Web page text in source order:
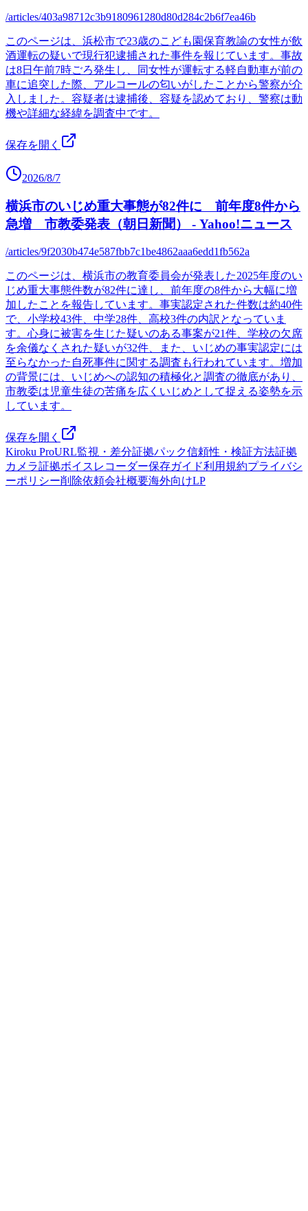
/articles/403a98712c3b9180961280d80d284c2b6f7ea46b
このページは、浜松市で23歳のこども園保育教諭の女性が飲
酒運転の疑いで現行犯逮捕された事件を報じています。事故
は8日午前7時ごろ発生し、同女性が運転する軽自動車が前の
車に追突した際、アルコールの匂いがしたことから警察が介
入しました。容疑者は逮捕後、容疑を認めており、警察は動
機や詳細な経緯を調査中です。
保存を開く
2026/8/7
横浜市のいじめ重大事態が82件に 前年度8件から
急増 市教委発表（朝日新聞） - Yahoo!ニュース
/articles/9f2030b474e587fbb7c1be4862aaa6edd1fb562a
このページは、横浜市の教育委員会が発表した2025年度のい
じめ重大事態件数が82件に達し、前年度の8件から大幅に増
加したことを報告しています。事実認定された件数は約40件
で、小学校43件、中学28件、高校3件の内訳となっていま
す。心身に被害を生じた疑いのある事案が21件、学校の欠席
を余儀なくされた疑いが32件、また、いじめの事実認定には
至らなかった自死事件に関する調査も行われています。増加
の背景には、いじめへの認知の積極化と調査の徹底があり、
市教委は児童生徒の苦痛を広くいじめとして捉える姿勢を示
しています。
保存を開く
Kiroku ProURL監視・差分証拠パック信頼性・検証方法証拠
カメラ証拠ボイスレコーダー保存ガイド利用規約プライバシ
ーポリシー削除依頼会社概要海外向けLP